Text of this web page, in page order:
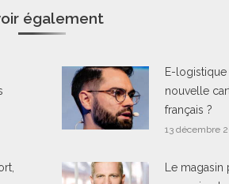
également
E-logistique
nouvelle
français ?
13 décembre
Le magasin